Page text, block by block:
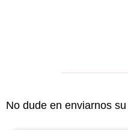
No dude en enviarnos